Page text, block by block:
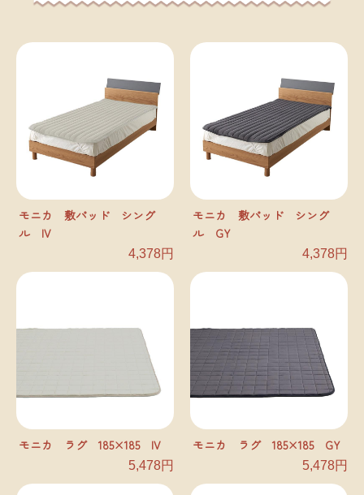
モニカ 敷パッド シング
ル IV
4,378円
モニカ 敷パッド シング
ル GY
4,378円
モニカ ラグ 185×185 IV
5,478円
モニカ ラグ 185×185 GY
5,478円